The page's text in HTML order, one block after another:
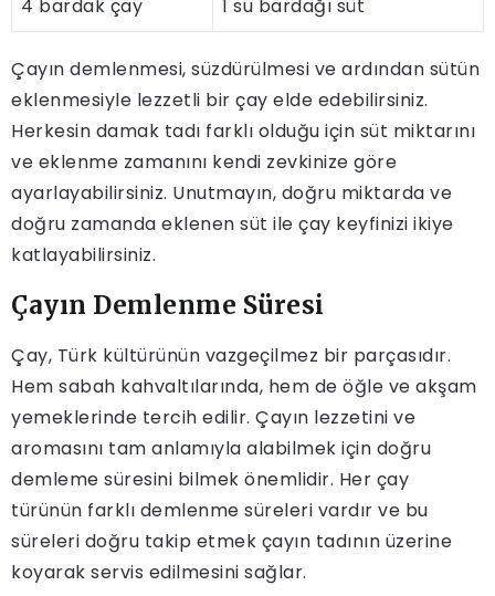
4 bardak çay
1 su bardağı süt
Çayın demlenmesi, süzdürülmesi ve ardından sütün
eklenmesiyle lezzetli bir çay elde edebilirsiniz.
Herkesin damak tadı farklı olduğu için süt miktarını
ve eklenme zamanını kendi zevkinize göre
ayarlayabilirsiniz. Unutmayın, doğru miktarda ve
doğru zamanda eklenen süt ile çay keyfinizi ikiye
katlayabilirsiniz.
Çayın Demlenme Süresi
Çay, Türk kültürünün vazgeçilmez bir parçasıdır.
Hem sabah kahvaltılarında, hem de öğle ve akşam
yemeklerinde tercih edilir. Çayın lezzetini ve
aromasını tam anlamıyla alabilmek için doğru
demleme süresini bilmek önemlidir. Her çay
türünün farklı demlenme süreleri vardır ve bu
süreleri doğru takip etmek çayın tadının üzerine
koyarak servis edilmesini sağlar.